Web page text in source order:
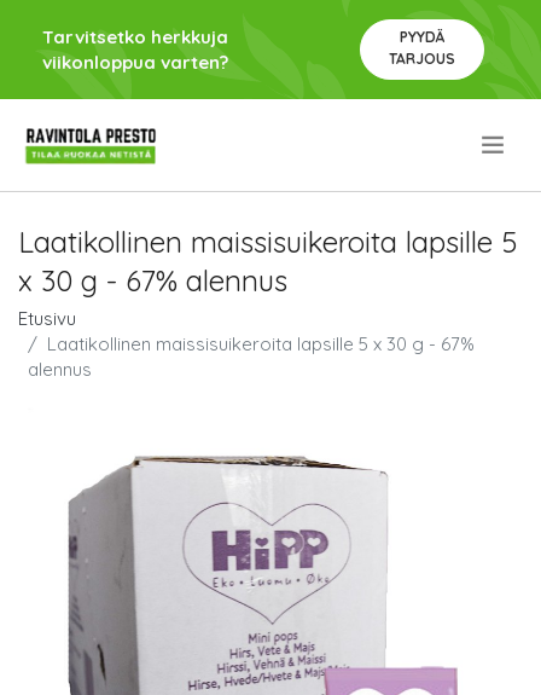
Tarvitsetko herkkuja
viikonloppua varten?
PYYDÄ
TARJOUS
Laatikollinen maissisuikeroita lapsille 5
x 30 g - 67% alennus
Etusivu
Laatikollinen maissisuikeroita lapsille 5 x 30 g - 67%
alennus